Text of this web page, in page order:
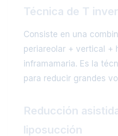
Técnica de T
Consiste en una
periareolar + vertical +
inframamaria. Es la
para reducir grandes
Reducción
liposucción